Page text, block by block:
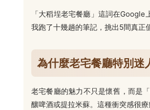
「大稻埕老宅餐廳」這詞在
我跑了十幾趟的筆記，挑出5間真
為什麼老宅餐廳特別迷
老宅餐廳的魅力不只是懷舊，而是
釀啤酒或提拉米蘇。這種衝突感很